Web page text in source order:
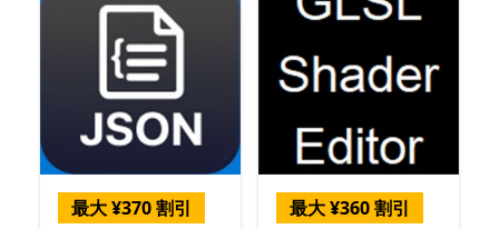
最大 ¥370 割引
最大 ¥360 割引